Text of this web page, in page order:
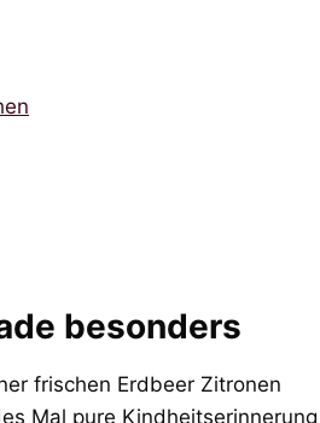
besonders
frischen Erdbeer Zitronen
Mal pure Kindheitserinnerung